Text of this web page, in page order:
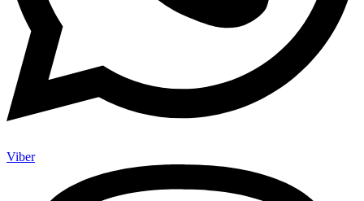
Viber